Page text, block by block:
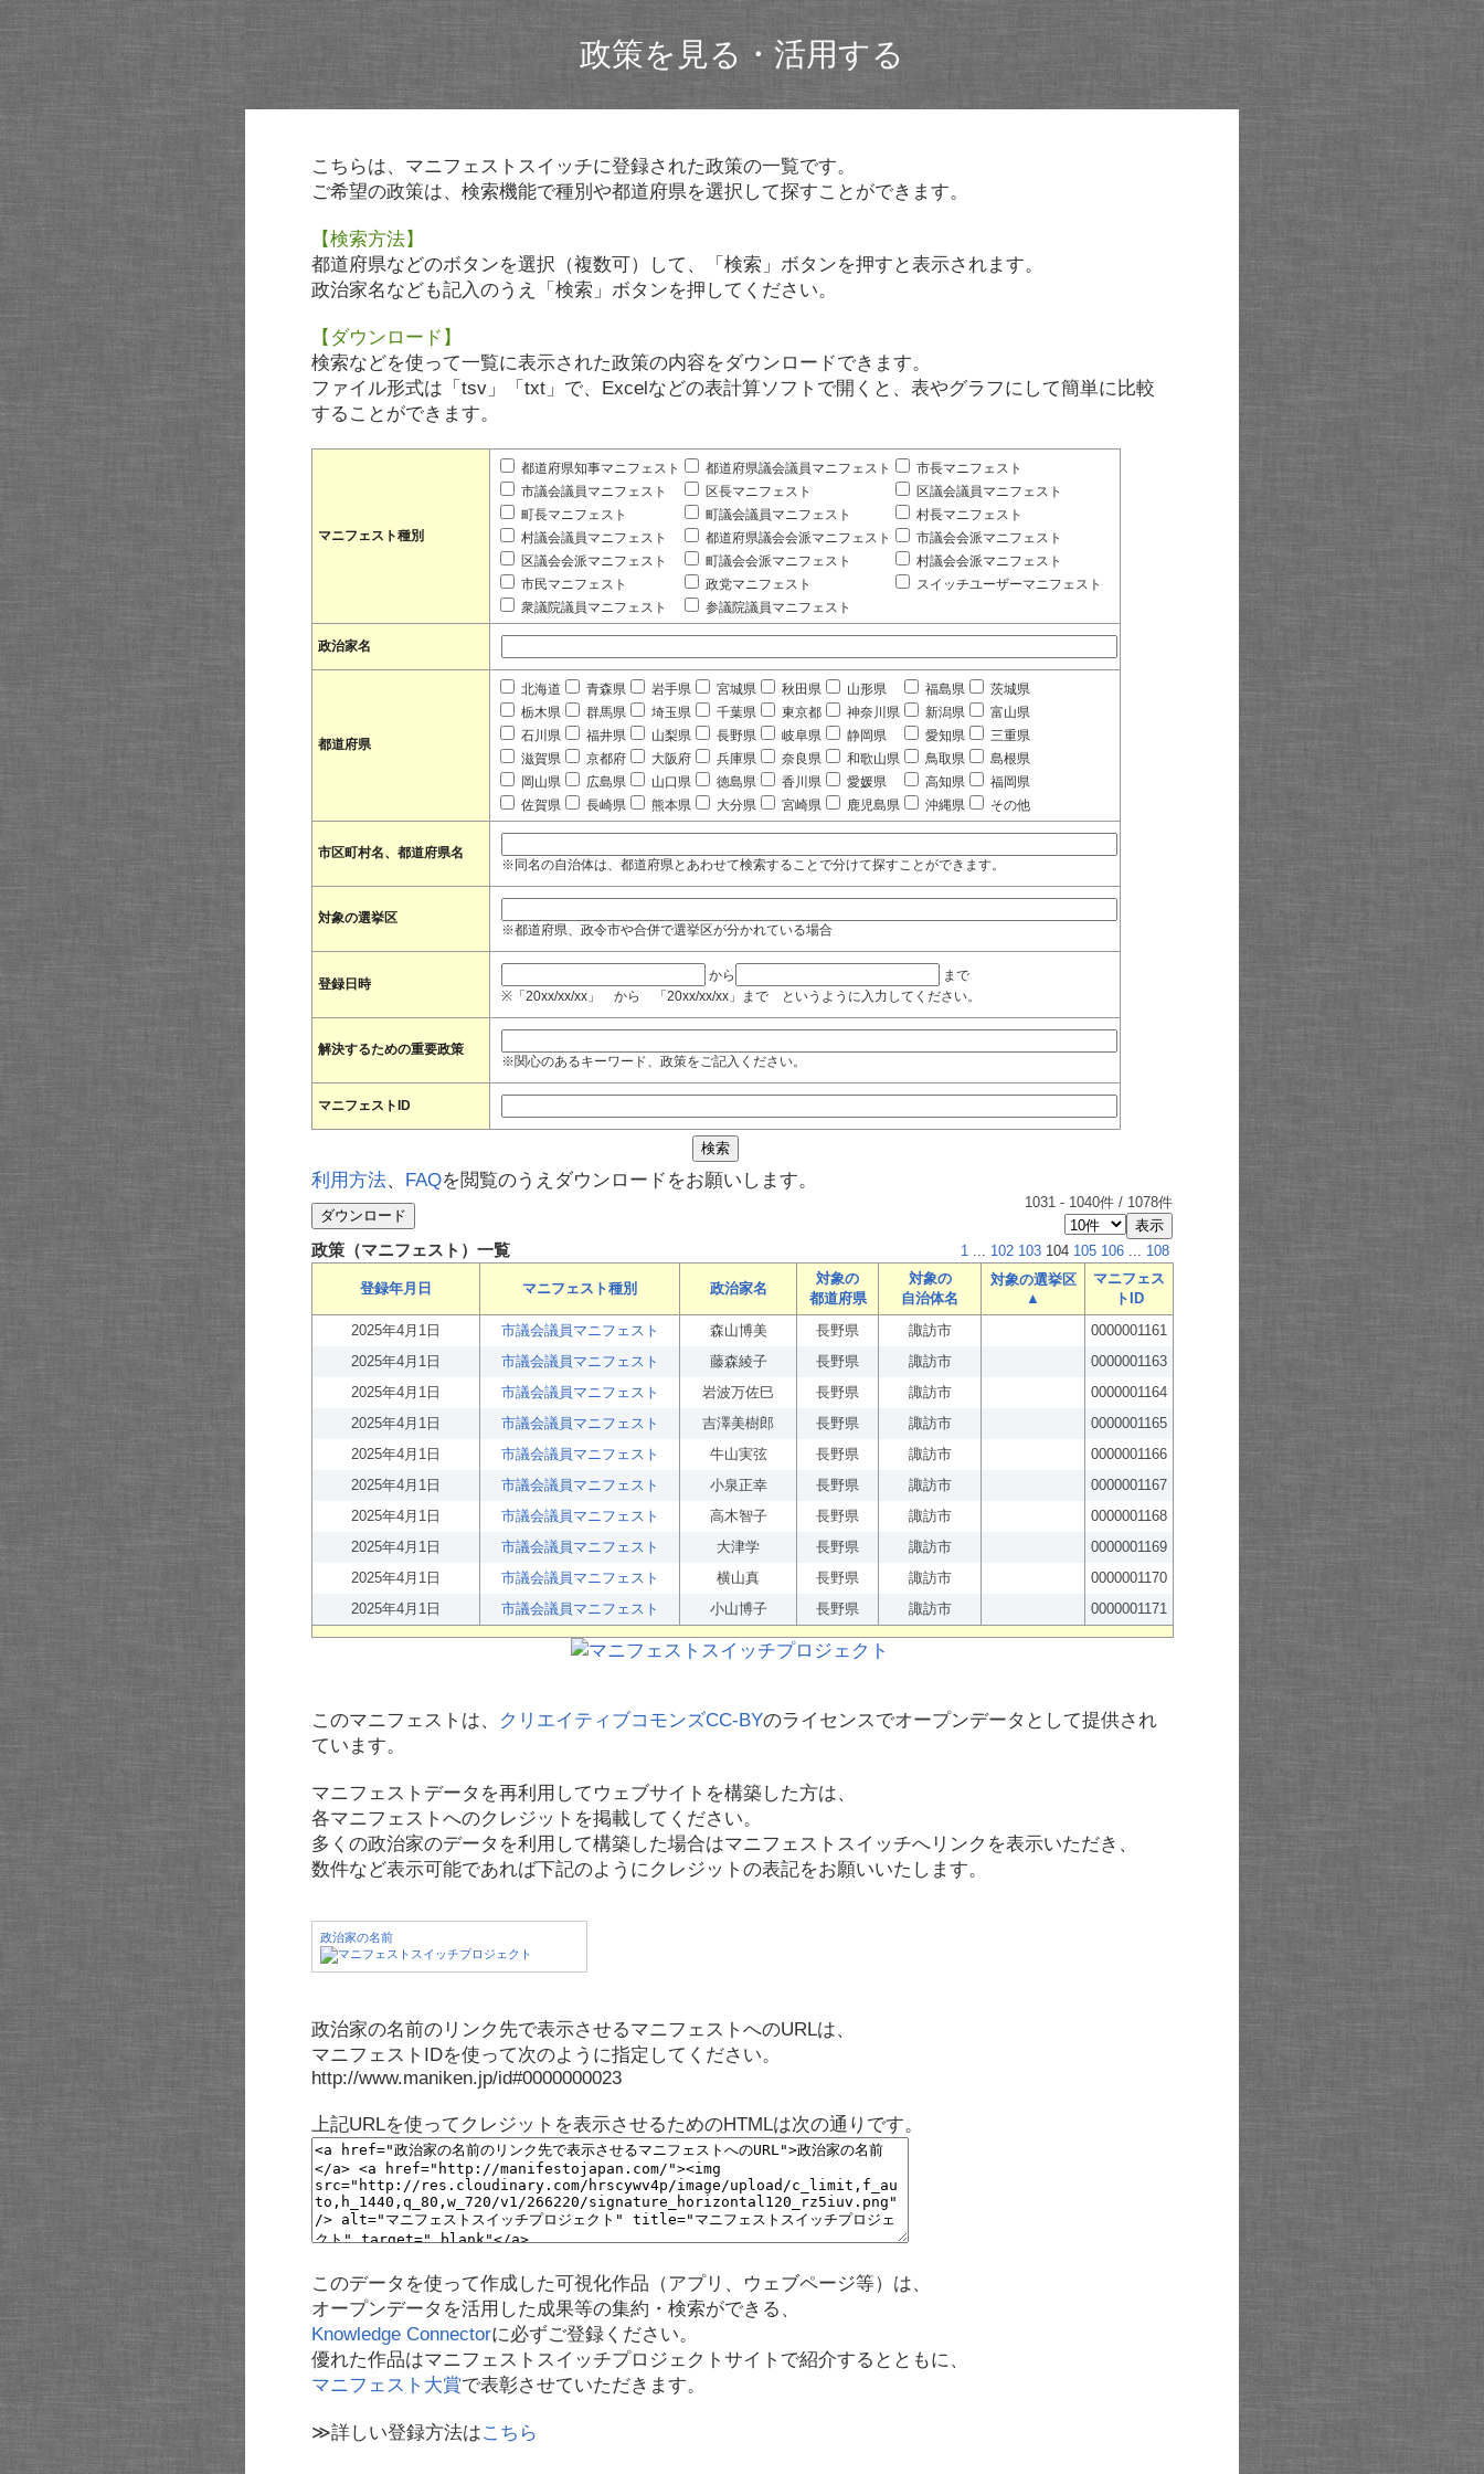
政策を見る・活用する
こちらは、マニフェストスイッチに登録された政策の一覧です。
ご希望の政策は、検索機能で種別や都道府県を選択して探すことができます。
【検索方法】
都道府県などのボタンを選択（複数可）して、「検索」ボタンを押すと表示されます。
政治家名なども記入のうえ「検索」ボタンを押してください。
【ダウンロード】
検索などを使って一覧に表示された政策の内容をダウンロードできます。
ファイル形式は「tsv」「txt」で、Excelなどの表計算ソフトで開くと、表やグラフにして簡単に比較
することができます。
マニフェスト種別
都道府県知事マニフェスト 都道府県議会議員マニフェスト
市長マニフェスト
市議会議員マニフェスト
区長マニフェスト
区議会議員マニフェスト
町長マニフェスト
町議会議員マニフェスト
村長マニフェスト
村議会議員マニフェスト
都道府県議会会派マニフェスト
市議会会派マニフェスト
区議会会派マニフェスト
町議会会派マニフェスト
村議会会派マニフェスト
市民マニフェスト
政党マニフェスト
スイッチユーザーマニフェスト
衆議院議員マニフェスト
参議院議員マニフェスト
政治家名
都道府県
北海道 青森県 岩手県 宮城県 秋田県 山形県 福島県
茨城県
栃木県
群馬県 埼玉県 千葉県 東京都 神奈川県 新潟県
富山県
石川県
福井県 山梨県 長野県 岐阜県 静岡県 愛知県
三重県
滋賀県
京都府 大阪府 兵庫県 奈良県 和歌山県 鳥取県
島根県
岡山県
広島県 山口県 徳島県 香川県 愛媛県 高知県
福岡県
佐賀県
長崎県 熊本県 大分県 宮崎県 鹿児島県 沖縄県 その他
市区町村名、都道府県名
※同名の自治体は、都道府県とあわせて検索することで分けて探すことができます。
対象の選挙区
※都道府県、政令市や合併で選挙区が分かれている場合
登録日時
から
まで
※「20xx/xx/xx」 から 「20xx/xx/xx」まで というように入力してください。
解決するための重要政策
※関心のあるキーワード、政策をご記入ください。
マニフェストID
利用方法、 FAQを閲覧のうえダウンロードをお願いします。
1031 - 1040件 / 1078件
政策（マニフェスト）一覧 1 ... 102 103 104 105 106 ... 108
登録年月日 マニフェスト種別 政治家名
対象の
都道府県
対象の
自治体名
対象の選挙区
▲
マニフェス
トID
2025年4月1日
市議会議員マニフェスト 森山博美 長野県 諏訪市
0000001161
2025年4月1日
市議会議員マニフェスト 藤森綾子 長野県 諏訪市
0000001163
2025年4月1日
市議会議員マニフェスト 岩波万佐巳 長野県 諏訪市
0000001164
2025年4月1日
市議会議員マニフェスト 吉澤美樹郎 長野県 諏訪市
0000001165
2025年4月1日
市議会議員マニフェスト 牛山実弦 長野県 諏訪市
0000001166
2025年4月1日
市議会議員マニフェスト 小泉正幸 長野県 諏訪市
0000001167
2025年4月1日
市議会議員マニフェスト 高木智子 長野県 諏訪市
0000001168
2025年4月1日
市議会議員マニフェスト 大津学 長野県 諏訪市
0000001169
2025年4月1日
市議会議員マニフェスト 横山真 長野県 諏訪市
0000001170
2025年4月1日
市議会議員マニフェスト 小山博子 長野県 諏訪市 0000001171
このマニフェストは、 クリエイティブコモンズCC-BYのライセンスでオープンデータとして提供され
ています。
マニフェストデータを再利用してウェブサイトを構築した方は、
各マニフェストへのクレジットを掲載してください。
多くの政治家のデータを利用して構築した場合はマニフェストスイッチへリンクを表示いただき、
数件など表示可能であれば下記のようにクレジットの表記をお願いいたします。
政治家の名前
政治家の名前のリンク先で表示させるマニフェストへのURLは、
マニフェストIDを使って次のように指定してください。
http://www.maniken.jp/id#0000000023
上記URLを使ってクレジットを表示させるためのHTMLは次の通りです。
このデータを使って作成した可視化作品（アプリ、ウェブページ等）は、
オープンデータを活用した成果等の集約・検索ができる、
Knowledge Connectorに必ずご登録ください。
優れた作品はマニフェストスイッチプロジェクトサイトで紹介するとともに、
マニフェスト大賞で表彰させていただきます。
≫詳しい登録方法はこちら